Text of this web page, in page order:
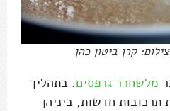
קרן ביטון כהן
מלשחרר גרפסים. בתהליך
תרכובות חדשות, ביניהן